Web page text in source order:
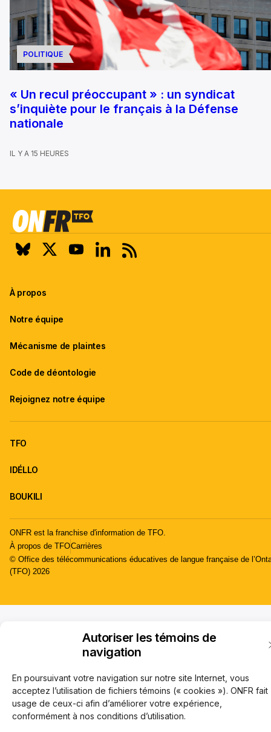
Autoriser les témoins de
navigation
En poursuivant votre navigation sur notre site Internet, vous
acceptez l’utilisation de fichiers témoins (« cookies »). ONFR fait
usage de ceux-ci afin d’améliorer votre expérience,
conformément à nos conditions d’utilisation.
POLITIQUE
« Un recul préoccupant » : un syndicat
s’inquiète pour le français à la Défense
nationale
IL Y A 15 HEURES
À propos
Notre équipe
Mécanisme de plaintes
Code de déontologie
Rejoignez notre équipe
TFO
IDÉLLO
BOUKILI
ONFR est la franchise d'information de TFO.
À propos de TFOCarrières
© Office des télécommunications éducatives de langue française de
(TFO) 2026